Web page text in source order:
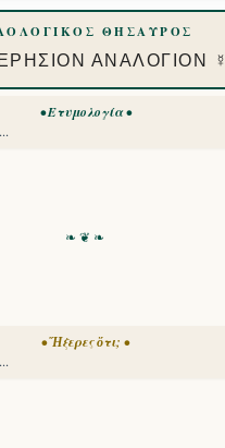
ΘΗΣΑΥΡΟΣ
ΑΝΑΛΟΓΙΟΝ ☿
• Ετυμολογία •
❧ ❦ ❧
• Ἤξερες ὅτι; •